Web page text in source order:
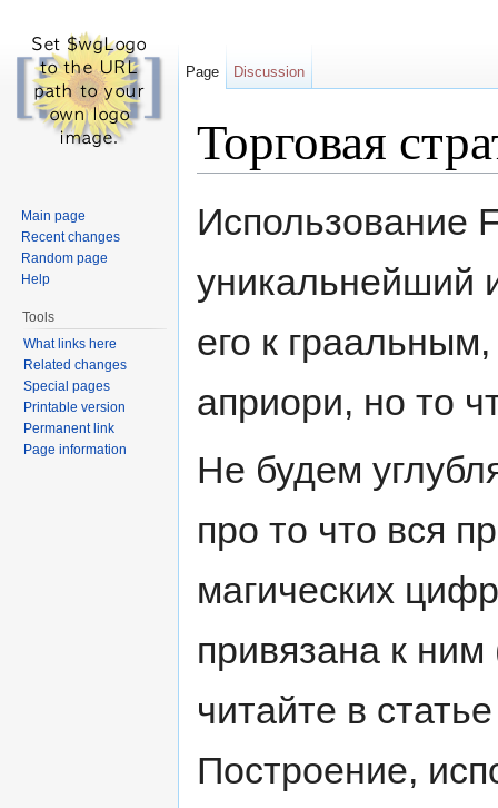
Торговая
Использование
уникальнейший
его к
априори, но то
Не будем
про то что вся
магических
привязана к
читайте в
Построение,
Page Discussion
Main page
Recent changes
Random page
Help
Tools
What links here
Related changes
Special pages
Printable version
Permanent link
Page information